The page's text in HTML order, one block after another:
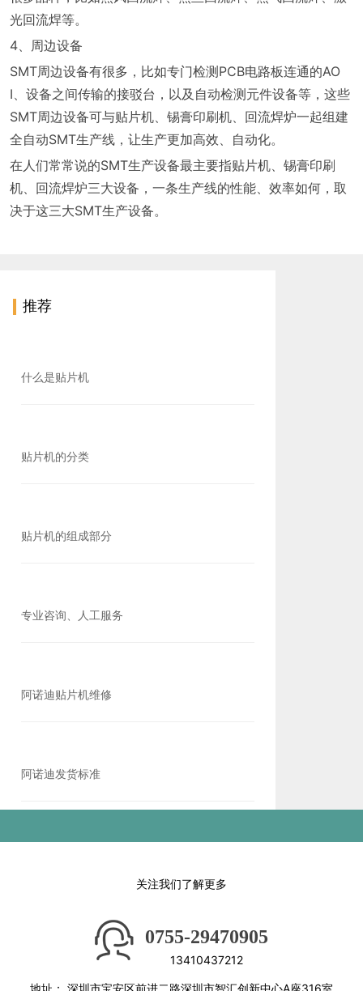
光回流焊等。
4、周边设备
SMT周边设备有很多，比如专门检测PCB电路板连通的AO
I、设备之间传输的接驳台，以及自动检测元件设备等，这些
SMT周边设备可与贴片机、锡膏印刷机、回流焊炉一起组建
全自动SMT生产线，让生产更加高效、自动化。
在人们常常说的SMT生产设备最主要指贴片机、锡膏印刷
机、回流焊炉三大设备，一条生产线的性能、效率如何，取
决于这三大SMT生产设备。
推荐
什么是贴片机
贴片机的分类
贴片机的组成部分
专业咨询、人工服务
阿诺迪贴片机维修
阿诺迪发货标准
关注我们了解更多
0755-29470905
13410437212
地址： 深圳市宝安区前进二路深圳市智汇创新中心A座316室